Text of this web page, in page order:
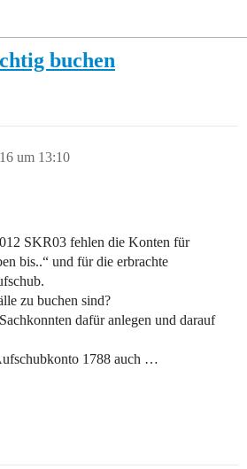
buchen
um 13:10
SKR03 fehlen die Konten für
bis..“ und für die erbrachte
zu buchen sind?
dafür anlegen und darauf
1788 auch …